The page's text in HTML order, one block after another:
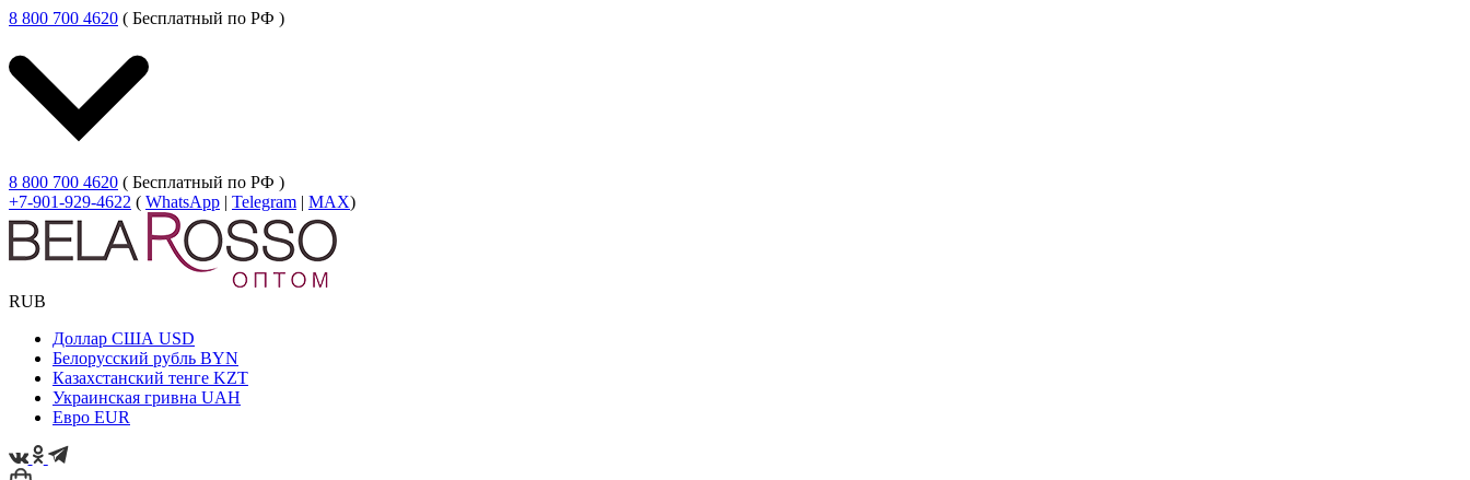
8 800 700 4620 ( Бесплатный по РФ )
8 800 700 4620 ( Бесплатный по РФ )
+7-901-929-4622 ( WhatsApp | Telegram | MAX)
RUB
Доллар США USD
Белорусский рубль BYN
Казахстанский тенге KZT
Украинская гривна UAH
Евро EUR